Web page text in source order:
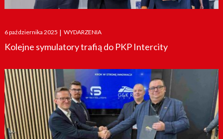
Posted
on
6 października 2025 | WYDARZENIA
Kolejne symulatory trafią do PKP Intercity